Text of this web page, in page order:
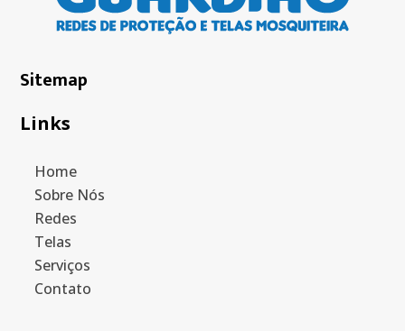
Sitemap
Links
Home
Sobre Nós
Redes
Telas
Serviços
Contato